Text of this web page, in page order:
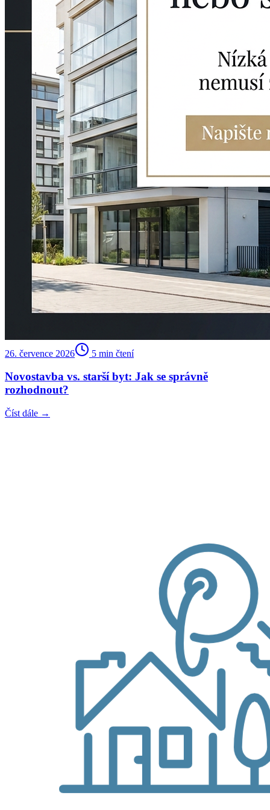
26. července 2026 5 min čtení
Novostavba vs. starší byt: Jak se správně
rozhodnout?
Číst dále →